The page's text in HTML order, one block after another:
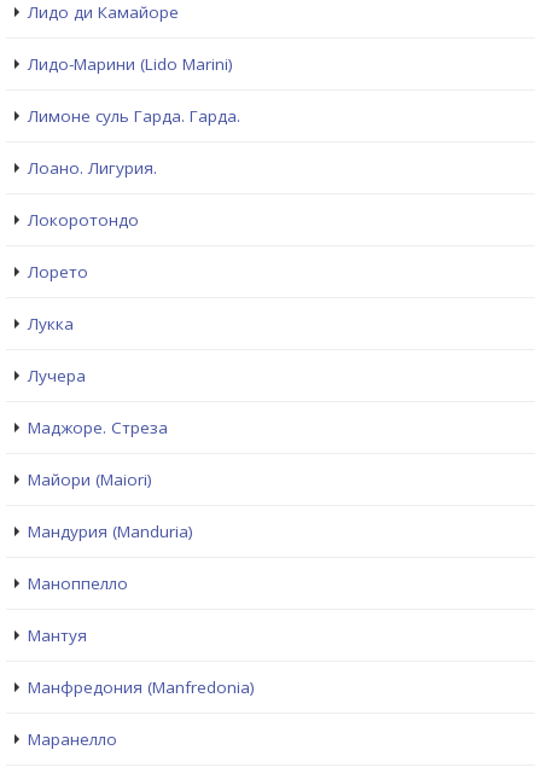
Лидо ди Камайоре
Лидо-Марини (Lido Marini)
Лимоне суль Гарда. Гарда.
Лоано. Лигурия.
Локоротондо
Лорето
Лукка
Лучера
Маджоре. Стреза
Майори (Maiori)
Мандурия (Manduria)
Маноппелло
Мантуя
Манфредония (Manfredonia)
Маранелло